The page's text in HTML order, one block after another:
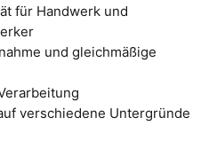
für Handwerk und
und gleichmäßige
verschiedene Untergründe